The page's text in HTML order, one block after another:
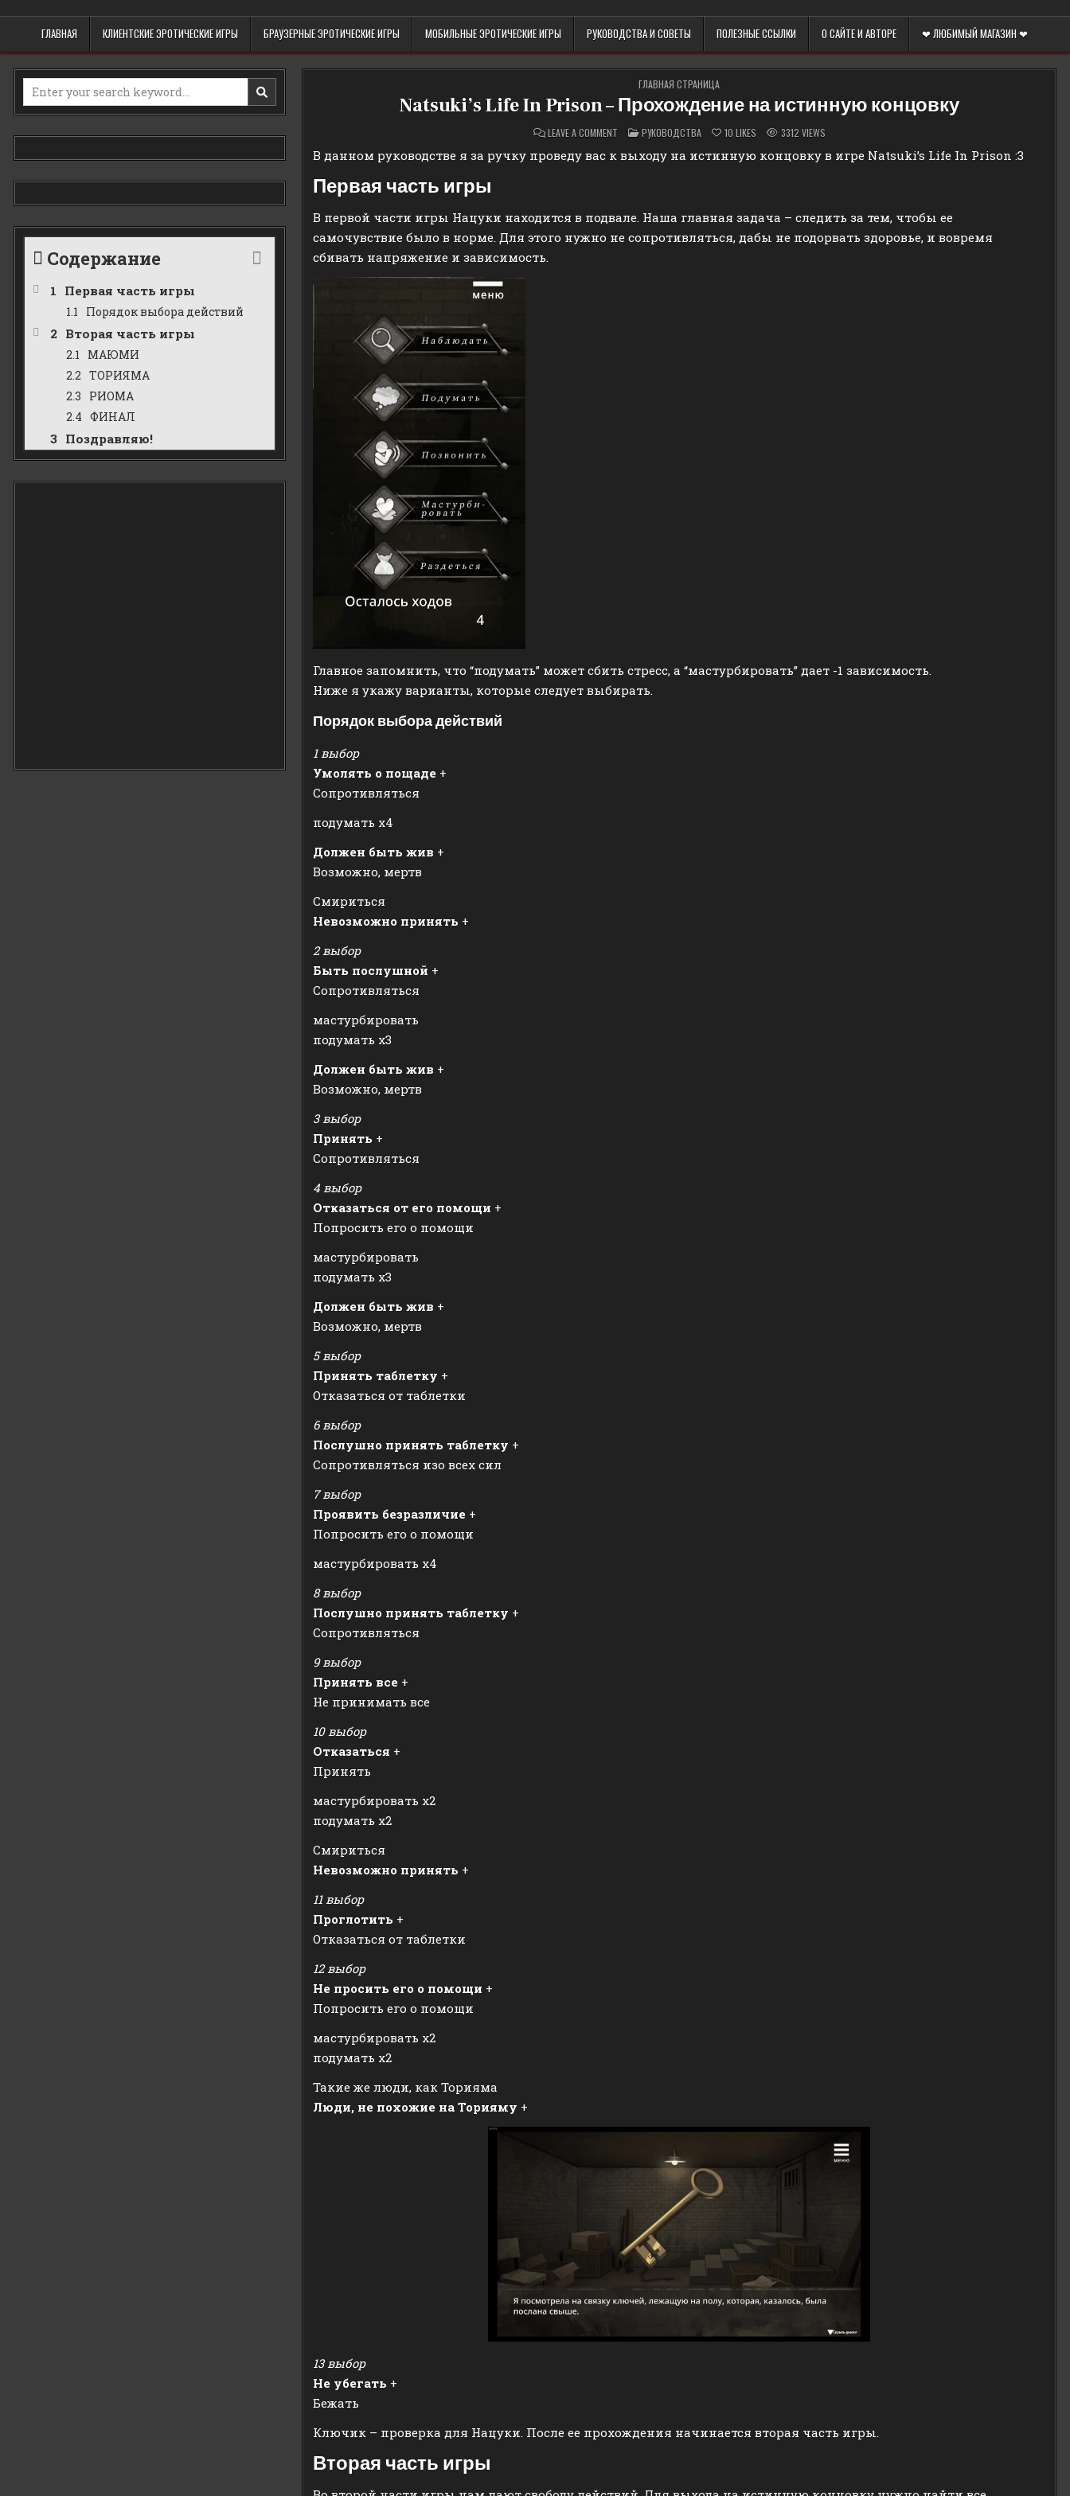
content
Erowind
Обзоры и руководства на эротические игры
ГЛАВНАЯ КЛИЕНТСКИЕ ЭРОТИЧЕСКИЕ ИГРЫ БРАУЗЕРНЫЕ ЭРОТИЧЕСКИЕ ИГРЫ МОБИЛЬНЫЕ ЭРОТИЧЕСКИЕ ИГРЫ РУКОВОДСТВА И СОВЕТЫ ПОЛЕЗНЫЕ ССЫЛКИ О САЙТЕ И АВТОРЕ ❤ ЛЮБИМЫЙ МАГАЗИН ❤
ГЛАВНАЯ СТРАНИЦА
Natsuki’s Life In Prison – Прохождение на истинную концовку
LEAVE A COMMENTON
NATSUKI’S
LIFE
IN
КОНЦОВКУ
POSTED
IN
РУКОВОДСТВА 10 LIKES 3312 VIEWS
В данном руководстве я за ручку проведу вас к выходу на истинную концовку в игре Natsuki’s Life In Prison :3
Первая часть игры
В первой части игры Нацуки находится в подвале. Наша главная задача – следить за тем, чтобы ее
самочувствие было в норме. Для этого нужно не сопротивляться, дабы не подорвать здоровье, и вовремя
сбивать напряжение и зависимость.
Главное запомнить, что “подумать” может сбить стресс, а “мастурбировать” дает -1 зависимость.
Ниже я укажу варианты, которые следует выбирать.
Порядок выбора действий
1 выбор
Умолять о пощаде+
Сопротивляться
подумать х4
Должен быть жив +
Возможно, мертв
Смириться
Невозможно принять +
2 выбор
Быть послушной +
Сопротивляться
мастурбировать
подумать х3
Должен быть жив +
Возможно, мертв
3 выбор
Принять +
Сопротивляться
4 выбор
Отказаться от его помощи +
Попросить его о помощи
мастурбировать
подумать х3
Должен быть жив +
Возможно, мертв
5 выбор
Принять таблетку +
Отказаться от таблетки
6 выбор
Послушно принять таблетку +
Сопротивляться изо всех сил
7 выбор
Проявить безразличие+
Попросить его о помощи
мастурбировать х4
8 выбор
Послушно принять таблетку +
Сопротивляться
9 выбор
Принять все+
Не принимать все
10 выбор
Отказаться +
Принять
мастурбировать х2
подумать х2
Смириться
Невозможно принять +
11 выбор
Проглотить +
Отказаться от таблетки
12 выбор
Не просить его о помощи +
Попросить его о помощи
мастурбировать х2
подумать х2
Такие же люди, как Торияма
Люди, не похожие на Торияму +
13 выбор
Не убегать +
Бежать
Ключик – проверка для Нацуки. После ее прохождения начинается вторая часть игры.
Вторая часть игры
Search
for:
Содержание
Первая часть игры
Порядок выбора действий
Вторая часть игры
МАЮМИ
ТОРИЯМА
РИОМА
ФИНАЛ
Поздравляю!